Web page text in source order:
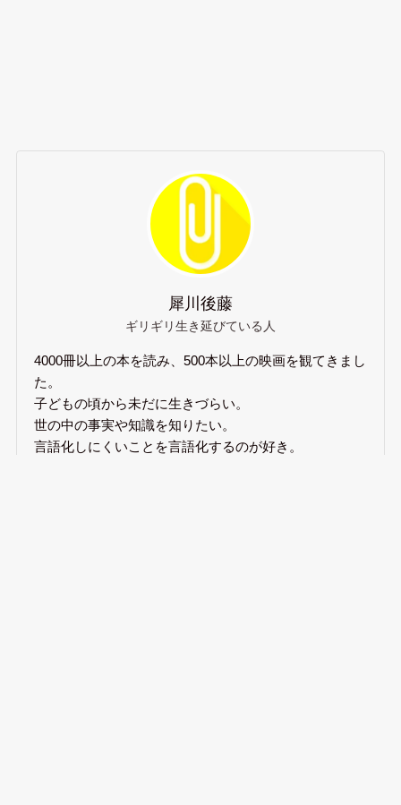
犀川後藤
ギリギリ生き延びている人
4000冊以上の本を読み、500本以上の映画を観てきまし
た。
子どもの頃から未だに生きづらい。
世の中の事実や知識を知りたい。
言語化しにくいことを言語化するのが好き。